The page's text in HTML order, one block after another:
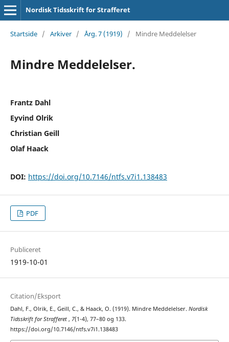
Nordisk Tidsskrift for Strafferet
Startside / Arkiver / Årg. 7 (1919) / Mindre Meddelelser
Mindre Meddelelser.
Frantz Dahl
Eyvind Olrik
Christian Geill
Olaf Haack
DOI: https://doi.org/10.7146/ntfs.v7i1.138483
PDF
Publiceret
1919-10-01
Citation/Eksport
Dahl, F., Olrik, E., Geill, C., & Haack, O. (1919). Mindre Meddelelser. Nordisk
Tidsskrift for Strafferet , 7(1-4), 77–80 og 133.
https://doi.org/10.7146/ntfs.v7i1.138483